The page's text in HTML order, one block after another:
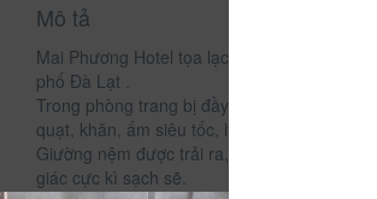
Mô tả
Mai Phương Hotel tọa lạc tại 40 Võ Thị Sáu,
phố Đà Lạt .
Trong phòng trang bị đầy đủ các vật dụng
quạt, khăn, ấm siêu tốc, ly, ấm trà, tủ, máy
Giường nệm được trải ra, mềm, gối trắng
giác cực kì sạch sẽ.